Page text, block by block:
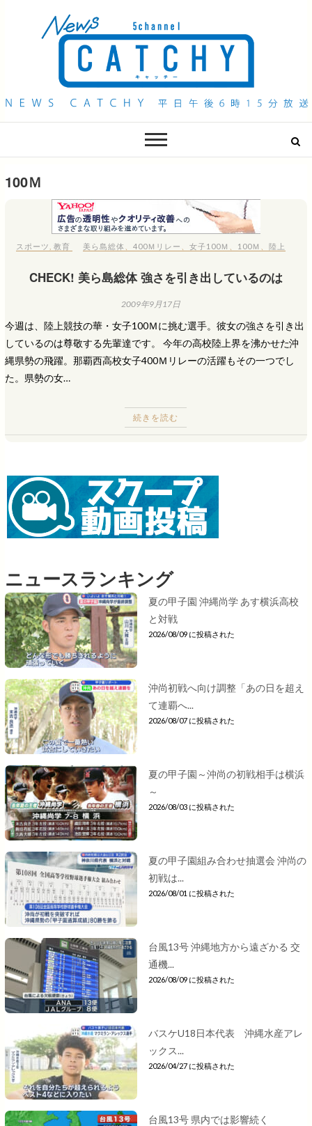
QAB NEWS Headline
100Ｍ
スポーツ 教育 美ら島総体 400Ｍリレー 女子100Ｍ 100Ｍ 陸上
CHECK! 美ら島総体 強さを引き出しているのは
2009年9月17日
今週は、陸上競技の華・女子100Ｍに挑む選手。彼女の強さを引き出
しているのは尊敬する先輩達です。 今年の高校陸上界を沸かせた沖
縄県勢の飛躍。那覇西高校女子400Ｍリレーの活躍もその一つでし
た。県勢の女…
続きを読む
ニュースランキング
夏の甲子園 沖縄尚学 あす横浜高校
と対戦
2026/08/09 に投稿された
沖尚初戦へ向け調整「あの日を超え
て連覇へ...
2026/08/07 に投稿された
夏の甲子園～沖尚の初戦相手は横浜
～
2026/08/03 に投稿された
夏の甲子園組み合わせ抽選会 沖尚の
初戦は...
2026/08/01 に投稿された
台風13号 沖縄地方から遠ざかる 交
通機...
2026/08/09 に投稿された
バスケU18日本代表 沖縄水産アレ
ックス...
2026/04/27 に投稿された
台風13号 県内では影響続く